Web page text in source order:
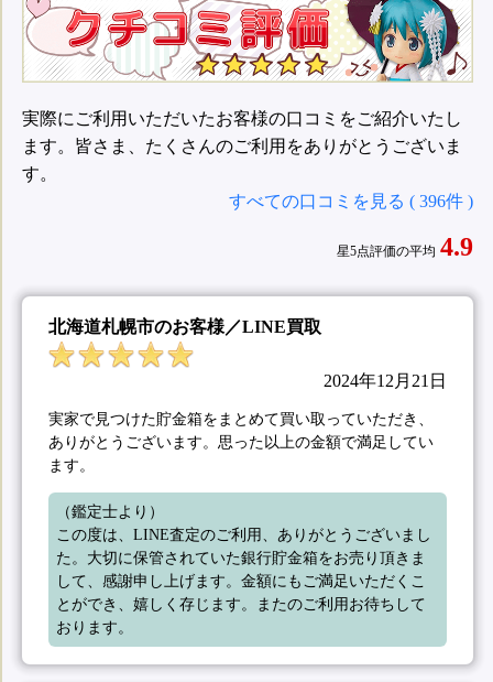
実際にご利用いただいたお客様の口コミをご紹介いたし
ます。皆さま、たくさんのご利用をありがとうございま
す。
すべての口コミを見る ( 396件 )
星5点評価の平均 4.9
北海道札幌市のお客様／LINE買取
2024年12月21日
実家で見つけた貯金箱をまとめて買い取っていただき、
ありがとうございます。思った以上の金額で満足してい
ます。
（鑑定士より）
この度は、LINE査定のご利用、ありがとうございまし
た。大切に保管されていた銀行貯金箱をお売り頂きま
して、感謝申し上げます。金額にもご満足いただくこ
とができ、嬉しく存じます。またのご利用お待ちして
おります。